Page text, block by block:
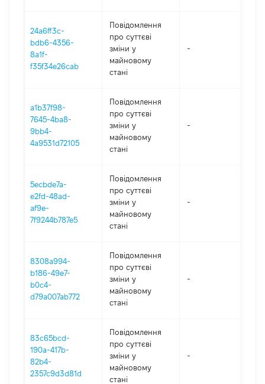
24a6ff3c-
bdb6-4356-
8a1f-
f35f34e26cab
Повідомлення
про суттєві
зміни y
майновому
стані
-
a1b37f98-
7645-4ba8-
9bb4-
4a9531d72105
Повідомлення
про суттєві
зміни y
майновому
стані
-
5ecbde7a-
e2fd-48ad-
af9e-
7f9244b787e5
Повідомлення
про суттєві
зміни y
майновому
стані
-
8308a994-
b186-49e7-
b0c4-
d79a007ab772
Повідомлення
про суттєві
зміни y
майновому
стані
-
83c65bcd-
190a-417b-
82b4-
2357c9d3d81d
Повідомлення
про суттєві
зміни y
майновому
стані
-